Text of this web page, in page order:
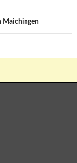
Maichingen